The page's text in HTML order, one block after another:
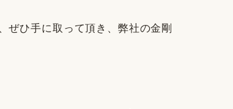
ひ手に取って頂き、弊社の金剛